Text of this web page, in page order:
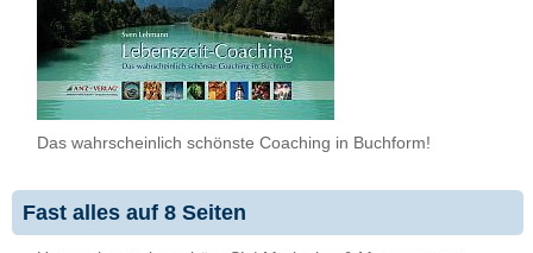
Das wahrscheinlich schönste Coaching in Buchform!
Fast alles auf 8 Seiten